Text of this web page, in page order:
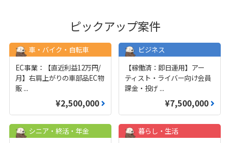
ピックアップ案件
車・バイク・自転車
EC事業：【直近利益12万円/
月】右肩上がりの車部品EC物
販 ...
¥2,500,000
ビジネス
【稼働済：即日運用】アー
ティスト・ライバー向け会員
課金・投げ ...
¥7,500,000
シニア・終活・年金
暮らし・生活